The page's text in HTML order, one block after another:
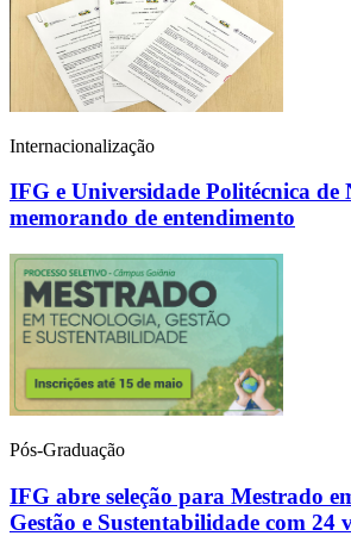
Internacionalização
IFG e Universidade Politécnica de
memorando de entendimento
Pós-Graduação
IFG abre seleção para Mestrado
Gestão e Sustentabilidade com 24